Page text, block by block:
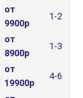
от
9900р
1-2
от
8900р
1-3
от
19900р
4-6